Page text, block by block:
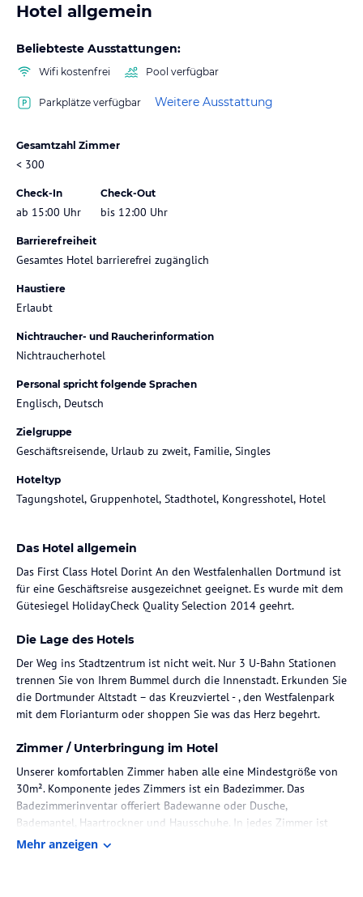
Hotel allgemein
Beliebteste Ausstattungen:
Wifi kostenfrei Pool verfügbar
Parkplätze verfügbar Weitere Ausstattung
Gesamtzahl Zimmer
< 300
Check-In
ab 15:00 Uhr
Check-Out
bis 12:00 Uhr
Barrierefreiheit
Gesamtes Hotel barrierefrei zugänglich
Haustiere
Erlaubt
Nichtraucher- und Raucherinformation
Nichtraucherhotel
Personal spricht folgende Sprachen
Englisch, Deutsch
Zielgruppe
Geschäftsreisende, Urlaub zu zweit, Familie, Singles
Hoteltyp
Tagungshotel, Gruppenhotel, Stadthotel, Kongresshotel, Hotel
Das Hotel allgemein
Das First Class Hotel Dorint An den Westfalenhallen Dortmund ist
für eine Geschäftsreise ausgezeichnet geeignet. Es wurde mit dem
Gütesiegel HolidayCheck Quality Selection 2014 geehrt.
Die Lage des Hotels
Der Weg ins Stadtzentrum ist nicht weit. Nur 3 U-Bahn Stationen
trennen Sie von Ihrem Bummel durch die Innenstadt. Erkunden Sie
die Dortmunder Altstadt – das Kreuzviertel - , den Westfalenpark
mit dem Florianturm oder shoppen Sie was das Herz begehrt.
Zimmer / Unterbringung im Hotel
Unserer komfortablen Zimmer haben alle eine Mindestgröße von
30m². Komponente jedes Zimmers ist ein Badezimmer. Das
Badezimmerinventar offeriert Badewanne oder Dusche,
Bademantel, Haartrockner und Hausschuhe. In jedes Zimmer ist
eine gemütliche Sitzecke integriert. Zur Basisausstattung zählen
Mehr anzeigen